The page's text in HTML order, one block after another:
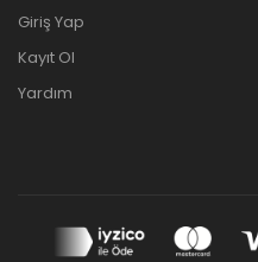
Giriş Yap
Kayıt Ol
Yardım